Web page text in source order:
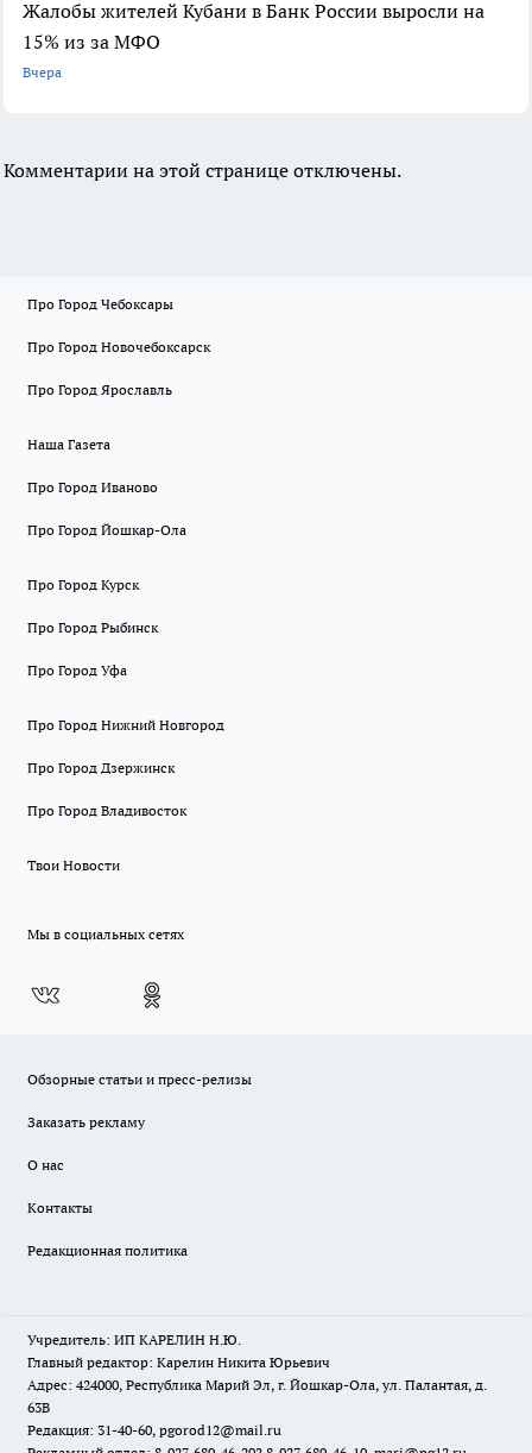
Жалобы жителей Кубани в Банк России выросли на
15% из за МФО
Вчера
Комментарии на этой странице отключены.
Про Город Чебоксары
Про Город Новочебоксарск
Про Город Ярославль
Наша Газета
Про Город Иваново
Про Город Йошкар-Ола
Про Город Курск
Про Город Рыбинск
Про Город Уфа
Про Город Нижний Новгород
Про Город Дзержинск
Про Город Владивосток
Твои Новости
Мы в социальных сетях
Обзорные статьи и пресс-релизы
Заказать рекламу
О нас
Контакты
Редакционная политика
Учредитель: ИП КАРЕЛИН Н.Ю.
Главный редактор: Карелин Никита Юрьевич
Адрес: 424000, Республика Марий Эл, г. Йошкар-Ола, ул. Палантая, д.
63В
Редакция: 31-40-60, pgorod12@mail.ru